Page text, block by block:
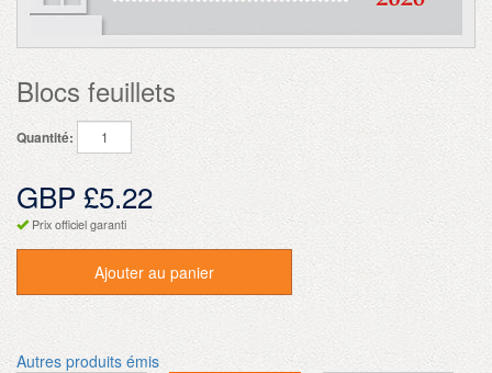
Blocs feuillets
Quantité:
GBP £5.22
Prix officiel garanti
Ajouter au panier
Autres produits émis